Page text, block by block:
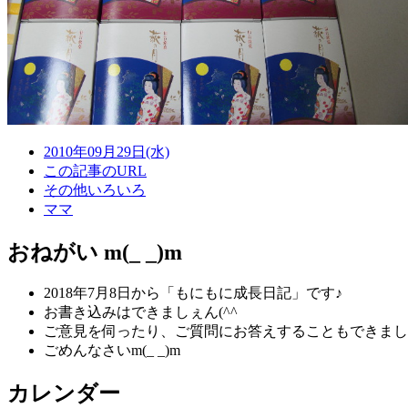
2010年09月29日(水)
この記事のURL
その他いろいろ
ママ
おねがい m(_ _)m
2018年7月8日から「もにもに成長日記」です♪
お書き込みはできましぇん(^^ゞ
ご意見を伺ったり、ご質問にお答えすることもできま
ごめんなさいm(_ _)m
カレンダー